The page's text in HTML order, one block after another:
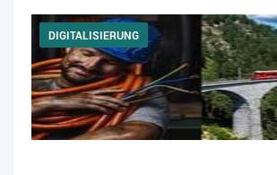
DIGITALISIERUNG